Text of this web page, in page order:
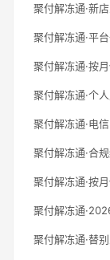
聚付解冻通·新
聚付解冻通·平
聚付解冻通·按
聚付解冻通·个
聚付解冻通·电
聚付解冻通·合
聚付解冻通·按
聚付解冻通
聚付解冻通·替